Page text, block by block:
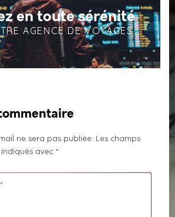
en toute sérénité
AGENCE DE VOYAGES
ne sera pas publiée. Les champs
avec *